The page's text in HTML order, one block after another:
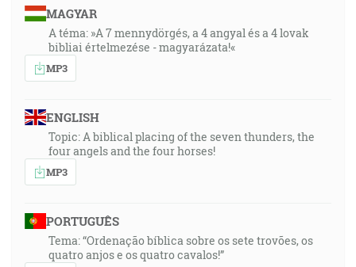
MAGYAR
A téma: »A 7 mennydörgés, a 4 angyal és a 4 lovak
bibliai értelmezése - magyarázata!«
MP3
ENGLISH
Topic: A biblical placing of the seven thunders, the
four angels and the four horses!
MP3
PORTUGUÊS
Tema: “Ordenação bíblica sobre os sete trovões, os
quatro anjos e os quatro cavalos!”